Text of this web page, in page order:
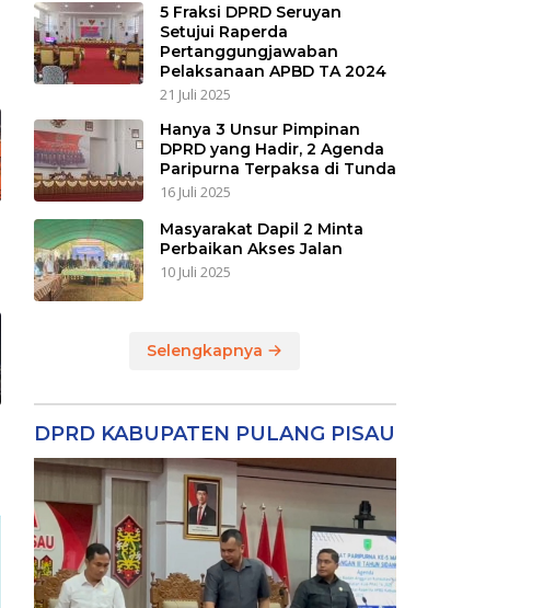
5 Fraksi DPRD Seruyan
Setujui Raperda
Pertanggungjawaban
Pelaksanaan APBD TA 2024
21 Juli 2025
Hanya 3 Unsur Pimpinan
DPRD yang Hadir, 2 Agenda
Paripurna Terpaksa di Tunda
16 Juli 2025
Masyarakat Dapil 2 Minta
Perbaikan Akses Jalan
10 Juli 2025
Selengkapnya
DPRD KABUPATEN PULANG PISAU